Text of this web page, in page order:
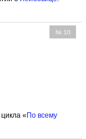
№ 10
« По всему